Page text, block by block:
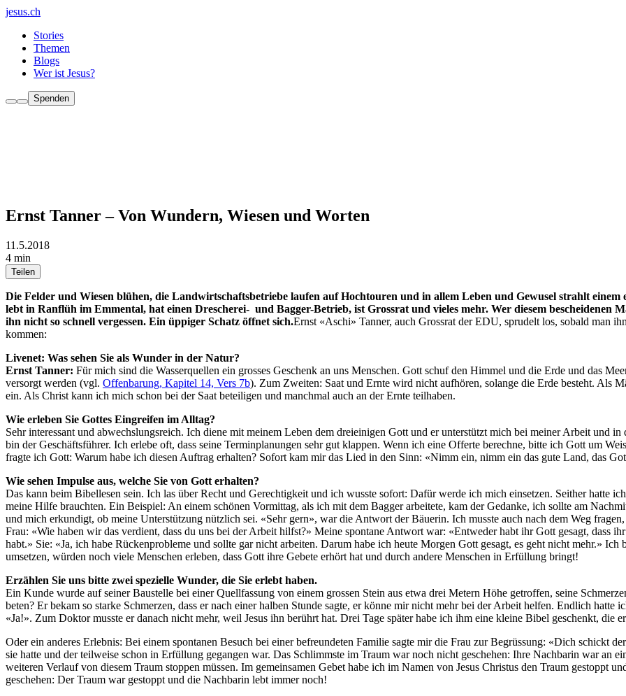
jesus.ch
Stories
Themen
Blogs
Wer ist Jesus?
Spenden
Ernst Tanner – Von Wundern, Wiesen und Worten
11.5.2018
4 min
Teilen
Die Felder und Wiesen blühen, die Landwirtschaftsbetriebe laufen auf Hochtouren und in allem Leben und Gewusel strahlt
lebt in Ranflüh im Emmental, hat einen Drescherei- und Bagger-Betrieb, ist Grossrat und vieles mehr. Wer diesem bescheidenen
ihn nicht so schnell vergessen. Ein üppiger Schatz öffnet sich.Ernst «Aschi» Tanner, auch Grossrat der EDU, sprudelt los, sobald man
kommen:
Livenet: Was sehen Sie als Wunder in der Natur?
Ernst Tanner: Für mich sind die Wasserquellen ein grosses Geschenk an uns Menschen. Gott schuf den Himmel und die Erde und das
versorgt werden (vgl. Offenbarung, Kapitel 14, Vers 7b). Zum Zweiten: Saat und Ernte wird nicht aufhören, solange die Erde besteht. Als
ein. Als Christ kann ich mich schon bei der Saat beteiligen und manchmal auch an der Ernte teilhaben.
Wie erleben Sie Gottes Eingreifen im Alltag?
Sehr interessant und abwechslungsreich. Ich diene mit meinem Leben dem dreieinigen Gott und er unterstützt mich bei meiner Arbeit und
bin der Geschäftsführer. Ich erlebe oft, dass seine Terminplanungen sehr gut klappen. Wenn ich eine Offerte berechne, bitte ich Gott um
fragte ich Gott: Warum habe ich diesen Auftrag erhalten? Sofort kam mir das Lied in den Sinn: «Nimm ein, nimm ein das gute Land, das
Wie sehen Impulse aus, welche Sie von Gott erhalten?
Das kann beim Bibellesen sein. Ich las über Recht und Gerechtigkeit und ich wusste sofort: Dafür werde ich mich einsetzen. Seither hatte
meine Hilfe brauchten. Ein Beispiel: An einem schönen Vormittag, als ich mit dem Bagger arbeitete, kam der Gedanke, ich sollte am
und mich erkundigt, ob meine Unterstützung nützlich sei. «Sehr gern», war die Antwort der Bäuerin. Ich musste auch nach dem Weg
Frau: «Wie haben wir das verdient, dass du uns bei der Arbeit hilfst?» Meine spontane Antwort war: «Entweder habt ihr Gott gesagt, dass
habt.» Sie: «Ja, ich habe Rückenprobleme und sollte gar nicht arbeiten. Darum habe ich heute Morgen Gott gesagt, es geht nicht mehr.»
umsetzen, würden noch viele Menschen erleben, dass Gott ihre Gebete erhört hat und durch andere Menschen in Erfüllung bringt!
Erzählen Sie uns bitte zwei spezielle Wunder, die Sie erlebt haben.
Ein Kunde wurde auf seiner Baustelle bei einer Quellfassung von einem grossen Stein aus etwa drei Metern Höhe getroffen, seine
beten? Er bekam so starke Schmerzen, dass er nach einer halben Stunde sagte, er könne mir nicht mehr bei der Arbeit helfen. Endlich
«Ja!». Zum Doktor musste er danach nicht mehr, weil Jesus ihn berührt hat. Drei Tage später habe ich ihm eine kleine Bibel geschenkt, die
Oder ein anderes Erlebnis: Bei einem spontanen Besuch bei einer befreundeten Familie sagte mir die Frau zur Begrüssung: «Dich schickt
sie hatte und der teilweise schon in Erfüllung gegangen war. Das Schlimmste im Traum war noch nicht geschehen: Ihre Nachbarin war an
weiteren Verlauf von diesem Traum stoppen müssen. Im gemeinsamen Gebet habe ich im Namen von Jesus Christus den Traum gestoppt
geschehen: Der Traum war gestoppt und die Nachbarin lebt immer noch!